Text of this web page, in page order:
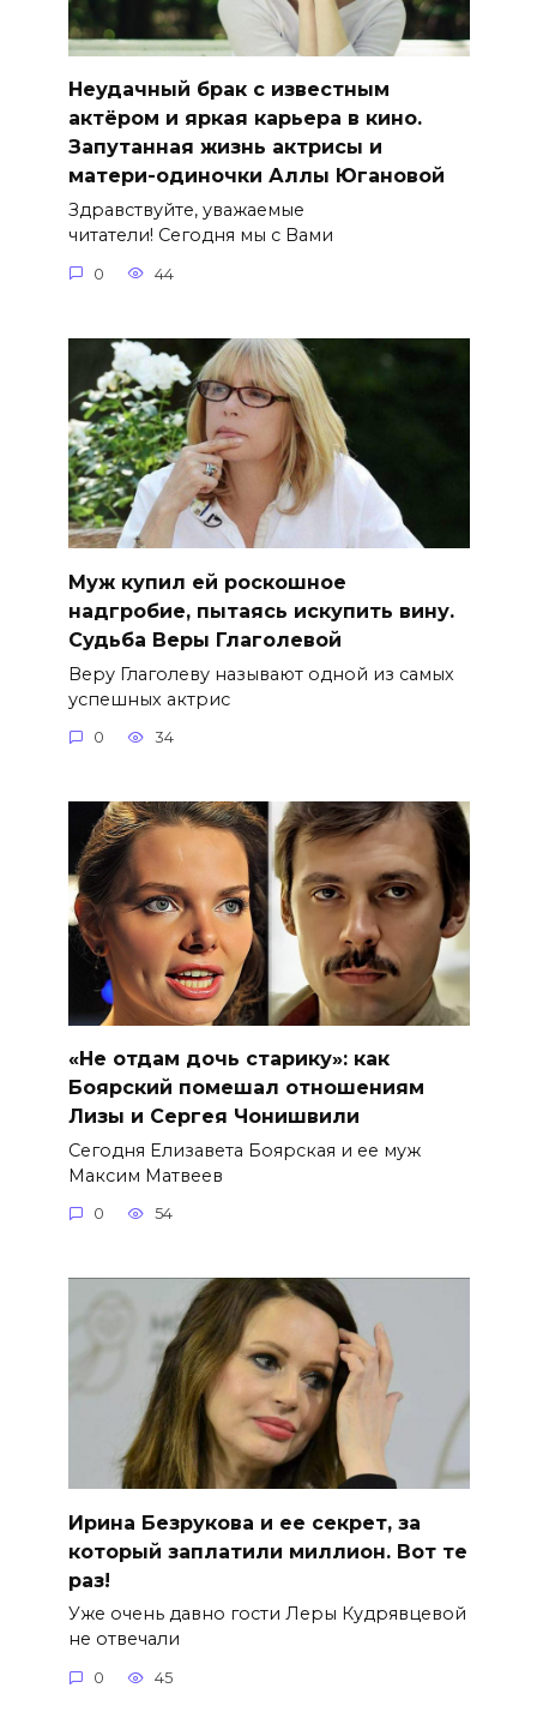
Неудачный брак с известным
актёром и яркая карьера в кино.
Запутанная жизнь актрисы и
матери-одиночки Аллы Югановой
Здравствуйте, уважаемые
читатели! Сегодня мы с Вами
0 44
Муж купил ей роскошное
надгробие, пытаясь искупить вину.
Судьба Веры Глаголевой
Веру Глаголеву называют одной из самых
успешных актрис
0 34
«Не отдам дочь старику»: как
Боярский помешал отношениям
Лизы и Сергея Чонишвили
Сегодня Елизавета Боярская и ее муж
Максим Матвеев
0 54
Ирина Безрукова и ее секрет, за
который заплатили миллион. Вот те
раз!
Уже очень давно гости Леры Кудрявцевой
не отвечали
0 45